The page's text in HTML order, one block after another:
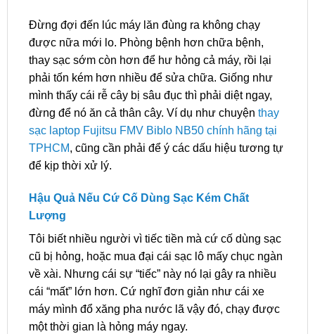
Đừng đợi đến lúc máy lăn đùng ra không chạy
được nữa mới lo. Phòng bệnh hơn chữa bệnh,
thay sạc sớm còn hơn để hư hỏng cả máy, rồi lại
phải tốn kém hơn nhiều để sửa chữa. Giống như
mình thấy cái rễ cây bị sâu đục thì phải diệt ngay,
đừng để nó ăn cả thân cây. Ví dụ như chuyện thay
sạc laptop Fujitsu FMV Biblo NB50 chính hãng tại
TPHCM, cũng cần phải để ý các dấu hiệu tương tự
để kịp thời xử lý.
Hậu Quả Nếu Cứ Cố Dùng Sạc Kém Chất
Lượng
Tôi biết nhiều người vì tiếc tiền mà cứ cố dùng sạc
cũ bị hỏng, hoặc mua đại cái sạc lô mấy chục ngàn
về xài. Nhưng cái sự “tiếc” này nó lại gây ra nhiều
cái “mất” lớn hơn. Cứ nghĩ đơn giản như cái xe
máy mình đổ xăng pha nước lã vậy đó, chạy được
một thời gian là hỏng máy ngay.